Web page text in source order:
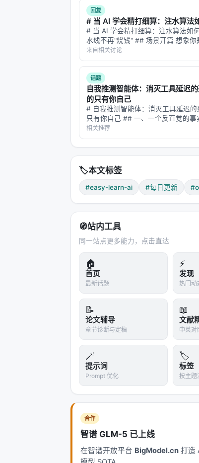
[文件头部：JSON 格式的目录]
{
"embed.weight": {"dtype":
"layer0.attn.q":
  ...
}
就像一本书前面的目录页，告诉
---
四、精度格式：数字该用多少
现在我们有了安全的存储格式（
这个问题听起来很技术，但其实
精度的本质
计算机里的一切都是 0 和 1。一
常见的精度格式有：
格式 通俗理解
FP32 32位 "高清版"，
FP16 "标准版"，
BF16 16位 "宽动态版"
FP8 "压缩版"，
FP32：基准线
FP32（32位浮点数）是深度学
位表示指数（数字的大小范围）
模型学偏。
回复
# 当 AI 学会精打细算：注水算法
# 当 AI 学会精打细算：注水算法如
水线不再"烧钱" ## 场景开篇 想象你
项目经理。手头有三个顾问，一个擅
时收费两千，一个擅长数据建模但
长写报告但准确率飘忽…
来自相关讨论
话题
自我推测智能体：消灭工具延迟
的只有你自己
# 自我推测智能体：消灭工具延迟的
只有你自己 ## 一、一个反直觉的事
不是思考太慢 想象你在用 ChatGPT
——比如"查一下 2026 年中国 GDP
它们的常住人口…
相关推荐
🏷️本文标签
#easy-learn-ai #每日更新
🧭站内工具
同一站点更多能力，点击直达
🏠
首页
最新话题
⚡
发现
热门动
📝
论文辅导
章节诊断与定稿
📖
文献
中英对
🪄
提示词
Prompt 优化
🏷️
标签
按主题
合作
智谱 GLM-5 已上线
在智谱开放平台 BigModel.cn 打造